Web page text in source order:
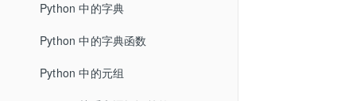
Python 中的字典
Python 中的字典函数
Python 中的元组